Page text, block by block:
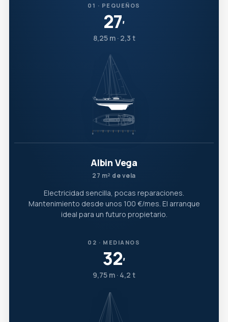
01 · PEQUEÑOS
27′
8,25 m · 2,3 t
Albin Vega
27 m² de vela
Electricidad sencilla, pocas reparaciones.
Mantenimiento desde unos 100 €/mes. El arranque
ideal para un futuro propietario.
02 · MEDIANOS
32′
9,75 m · 4,2 t